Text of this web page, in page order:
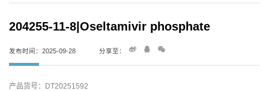
204255-11-8|Oseltamivir phosphate
发布时间：2025-09-28 分享至：
产品货号：DT20251592